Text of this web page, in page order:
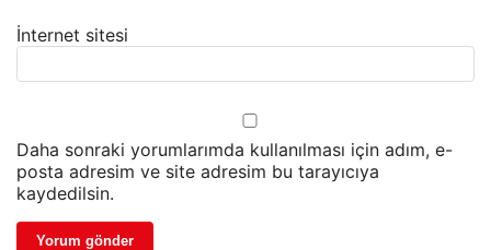
İnternet sitesi
Daha sonraki yorumlarımda kullanılması için adım, e-
posta adresim ve site adresim bu tarayıcıya
kaydedilsin.